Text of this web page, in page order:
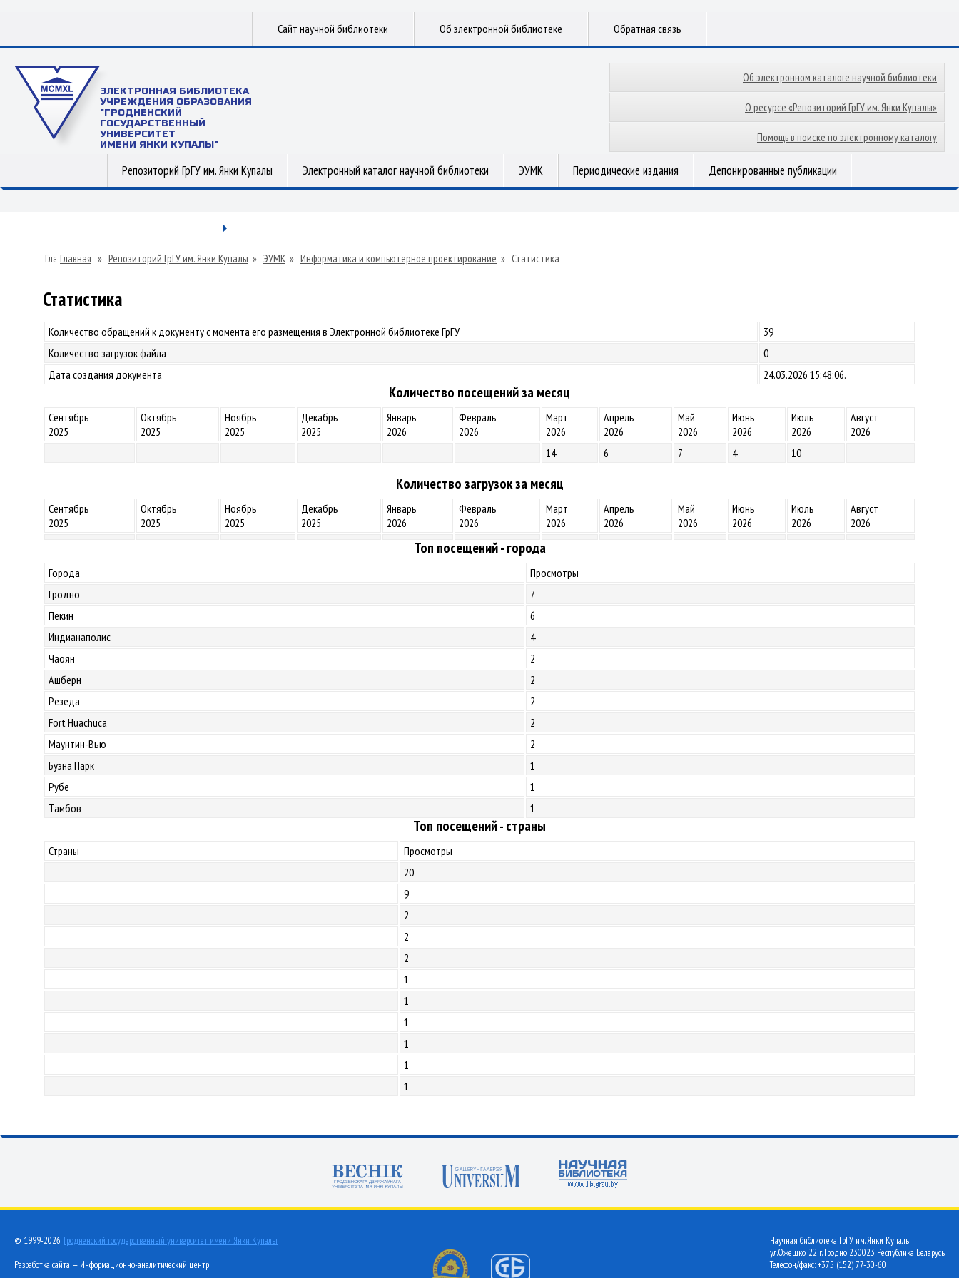
Сайт научной библиотеки Об электронной библиотеке Обратная связь
ЭЛЕКТРОННАЯ БИБЛИОТЕКА
УЧРЕЖДЕНИЯ ОБРАЗОВАНИЯ
"ГРОДНЕНСКИЙ
ГОСУДАРСТВЕННЫЙ
УНИВЕРСИТЕТ
ИМЕНИ ЯНКИ КУПАЛЫ"
Об электронном каталоге научной библиотеки
О ресурсе «Репозиторий ГрГУ им. Янки Купалы»
Помощь в поиске по электронному каталогу
Репозиторий ГрГУ им. Янки Купалы Электронный каталог научной библиотеки ЭУМК Периодические издания Депонированные публикации
Главная » Репозиторий ГрГУ им. Янки Купалы » ЭУМК » Информатика и компьютерное проектирование » Статистика
Статистика
Количество обращений к документу с момента его размещения в Электронной библиотеке ГрГУ
39
Количество загрузок файла
0
Дата создания документа
24.03.2026 15:48:06.
Количество посещений за месяц
Сентябрь
2025
Октябрь
2025
Ноябрь
2025
Декабрь
2025
Январь
2026
Февраль
2026
Март
2026
Апрель
2026
Май
2026
Июнь
2026
Июль
2026
Август
2026
14
6 7 4 10
Количество загрузок за месяц
Сентябрь
2025
Октябрь
2025
Ноябрь
2025
Декабрь
2025
Январь
2026
Февраль
2026
Март
2026
Апрель
2026
Май
2026
Июнь
2026
Июль
2026
Август
2026
Топ посещений - города
Города
Просмотры
Гродно
7
Пекин
6
Индианаполис
4
Чаоян
2
Ашберн
2
Резеда
2
Fort Huachuca
2
Маунтин-Вью
2
Буэна Парк
1
Рубе
1
Тамбов
1
Топ посещений - страны
Страны
Просмотры
20
9
2
2
2
1
1
1
1
1
1
© 1999-2026, Гродненский государственный университет имени Янки Купалы
Разработка сайта — Информационно-аналитический центр
Научная библиотека ГрГУ им. Янки Купалы
ул.Ожешко, 22 г. Гродно 230023 Республика Беларусь
Телефон/факс: +375 (152) 77-30-60